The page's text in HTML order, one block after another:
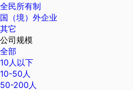
全民所有制
国（境）外企业
其它
公司规模
全部
10人以下
10-50人
50-200人